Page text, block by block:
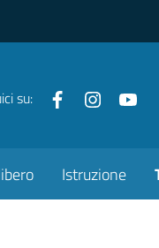
su: Facebook
Istruzione